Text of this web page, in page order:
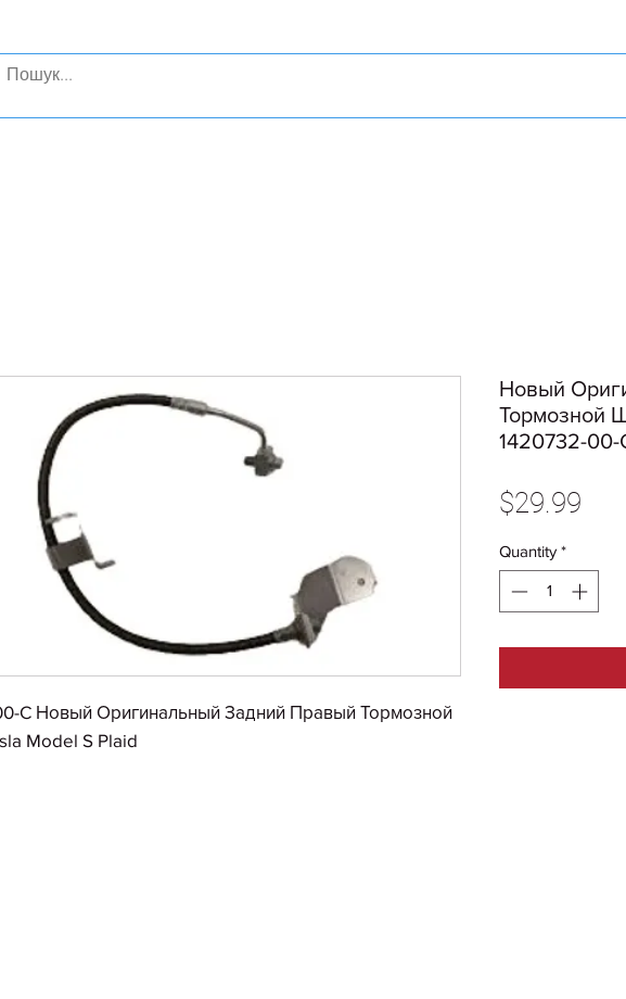
C Новый Оригинальный Задний Правый Тормозной
Model S Plaid
Новый
Тормозной
1420732-00-
$29.99
Quantity *